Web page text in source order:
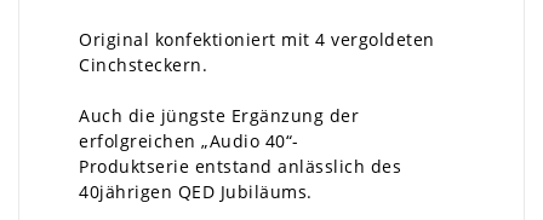
Original konfektioniert mit 4 vergoldeten
Cinchsteckern.
Auch die jüngste Ergänzung der
erfolgreichen „Audio 40“-
Produktserie entstand anlässlich des
40jährigen QED Jubiläums.